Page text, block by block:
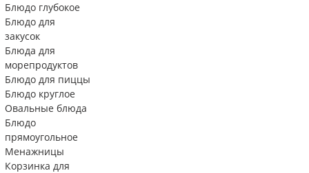
Блюдо глубокое
Блюдо для
закусок
Блюда для
морепродуктов
Блюдо для пиццы
Блюдо круглое
Овальные блюда
Блюдо
прямоугольное
Менажницы
Корзинка для